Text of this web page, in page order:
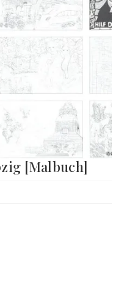
[Malbuch]